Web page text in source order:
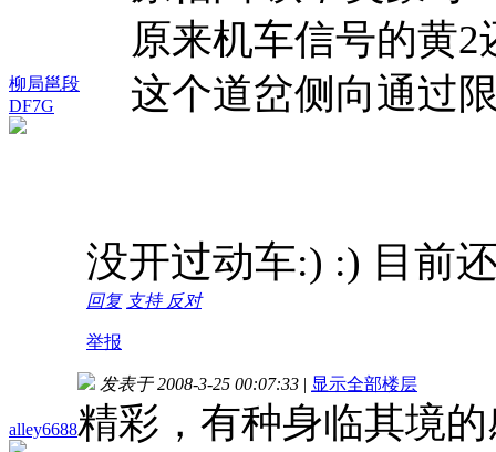
柳局邕段
DF7G
原来机车信号的黄
这个道岔侧向通过
没开过动车:) :) 目前
回复 支持 反对
举报
alley6688
发表于 2008-3-25 00:07:33 | 显示全部楼层
精彩，有种身临其境